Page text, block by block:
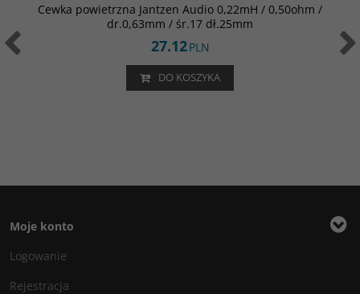
Cewka powietrzna Jantzen Audio 0,22mH / 0,50ohm /
dr.0,63mm / śr.17 dł.25mm
27.12PLN
DO KOSZYKA
Moje konto
Logowanie
Rejestracja